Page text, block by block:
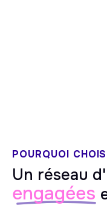
POURQUOI
Un réseau
engagées